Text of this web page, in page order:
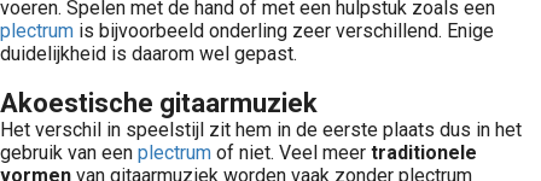
voeren. Spelen met de hand of met een hulpstuk zoals een
plectrum is bijvoorbeeld onderling zeer verschillend. Enige
duidelijkheid is daarom wel gepast.
Akoestische gitaarmuziek
Het verschil in speelstijl zit hem in de eerste plaats dus in het
gebruik van een plectrum of niet. Veel meer traditionele
vormen van gitaarmuziek worden vaak zonder plectrum